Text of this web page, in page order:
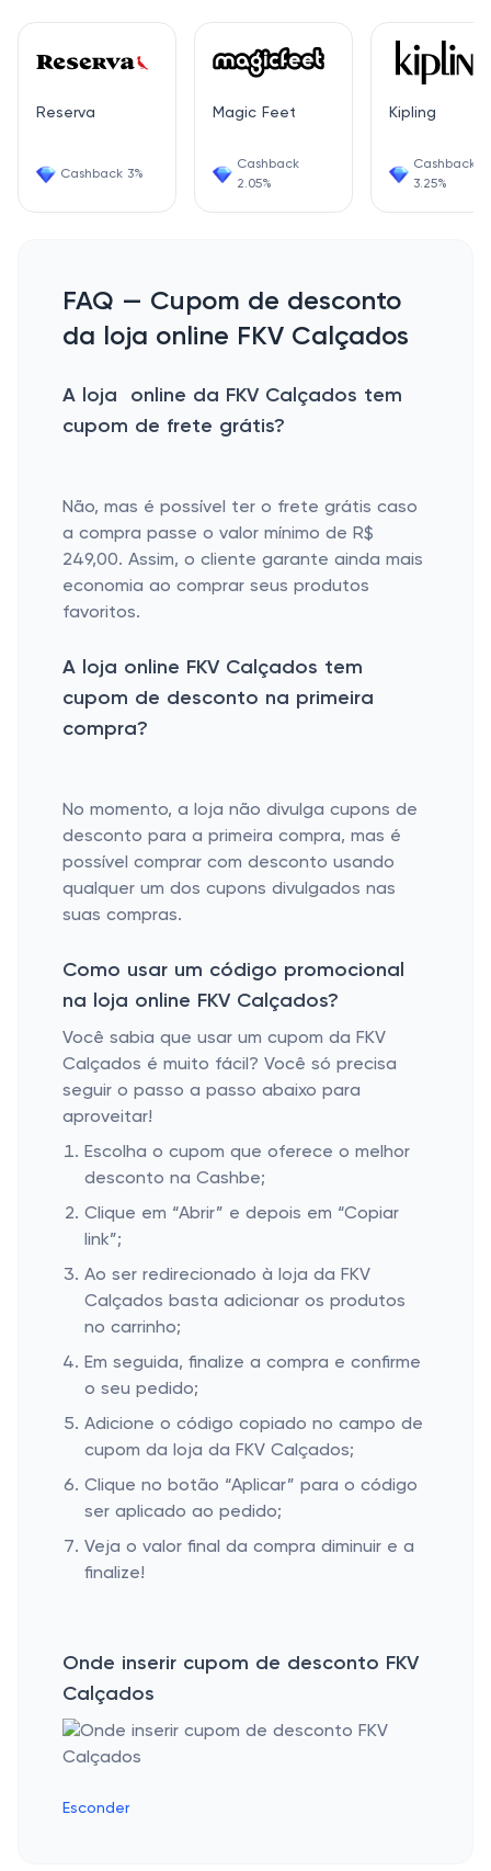
Reserva
Cashback 3%
Magic Feet
Cashback
2.05%
Kipling
Cashback
3.25%
FAQ — Cupom de desconto
da loja online FKV Calçados
A loja online da FKV Calçados tem
cupom de frete grátis?
Não, mas é possível ter o frete grátis caso
a compra passe o valor mínimo de R$
249,00. Assim, o cliente garante ainda mais
economia ao comprar seus produtos
favoritos.
A loja online FKV Calçados tem
cupom de desconto na primeira
compra?
No momento, a loja não divulga cupons de
desconto para a primeira compra, mas é
possível comprar com desconto usando
qualquer um dos cupons divulgados nas
suas compras.
Como usar um código promocional
na loja online FKV Calçados?
Você sabia que usar um cupom da FKV
Calçados é muito fácil? Você só precisa
seguir o passo a passo abaixo para
aproveitar!
Escolha o cupom que oferece o melhor
desconto na Cashbe;
Clique em “Abrir” e depois em “Copiar
link”;
Ao ser redirecionado à loja da FKV
Calçados basta adicionar os produtos
no carrinho;
Em seguida, finalize a compra e confirme
o seu pedido;
Adicione o código copiado no campo de
cupom da loja da FKV Calçados;
Clique no botão “Aplicar” para o código
ser aplicado ao pedido;
Veja o valor final da compra diminuir e a
finalize!
Onde inserir cupom de desconto FKV
Calçados
Esconder